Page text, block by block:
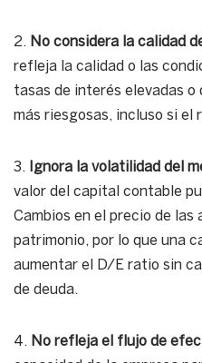
2. No considera la calidad
refleja la calidad o las
tasas de interés elevadas
más riesgosas, incluso si el
3. Ignora la volatilidad del
valor del capital contable
Cambios en el precio de las
patrimonio, por lo que una
aumentar el D/E ratio sin
de deuda.
4. No refleja el flujo de